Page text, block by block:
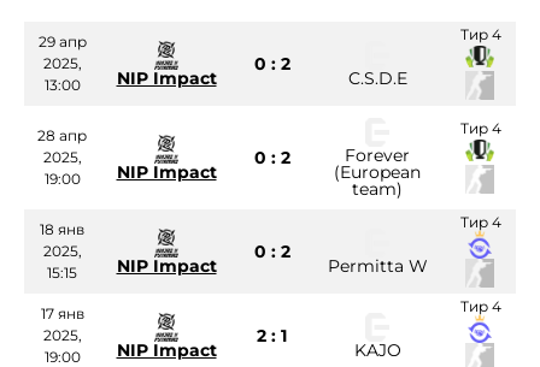
29 апр
2025,
13:00
NIP Impact
0 : 2
C.S.D.E
Тир 4
28 апр
2025,
19:00
NIP Impact
0 : 2 Forever
(European
team)
Тир 4
18 янв
2025,
15:15
NIP Impact
0 : 2
Permitta W
Тир 4
17 янв
2025,
19:00
NIP Impact
2 : 1
KAJO
Тир 4